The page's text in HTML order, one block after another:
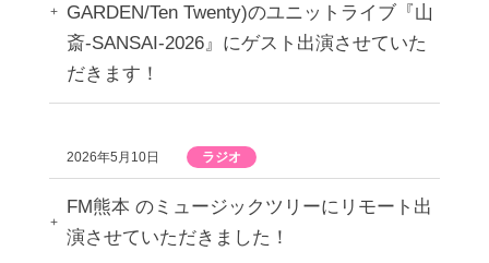
GARDEN/Ten Twenty)のユニットライブ『山
斎-SANSAI-2026』にゲスト出演させていた
だきます！
2026年5月10日 ラジオ
FM熊本 のミュージックツリーにリモート出
演させていただきました！